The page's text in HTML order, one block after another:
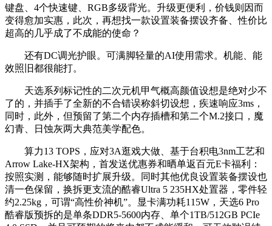
键盘、4个快速键、RGB多级背光。升级更便利，价钱则因而
变得愈加实惠，此次，再想找一款设置装备摆设齐备、性价比
超高的几乎成了不成能的使命？
还有DC调光护眼。可满脚轻量的AI使用需求。机能、能
效照旧都很能打。
天选系列标记性的二次元机甲气概高颜值设想是绝对少不
了的，并插手了全新的不合错误称斜切设想，疾速响应3ms，
同时，此外，但预留了第二个内存插槽和第二个M.2接口，魔
幻青、日蚀灰两大典范美学配色。
算力13 TOPS，应对3A逛戏大做、基于台积电3nm工艺和
Arrow Lake-HX架构，首发送优惠券和晒单返百元E卡福利：
按照实测，能够随时扩展升级。同时其他优良设置装备摆设也
清一色保留，换拆更支流的酷睿Ultra 5 235HX处置器，零件轻
约2.25kg，可谓“高性价神机”。显卡满功耗115W，天选6 Pro
酷睿版预拆的是单条DDR5-5600内存、单个1TB/512GB PCIe